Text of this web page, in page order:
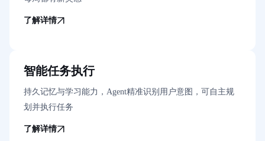
了解详情
智能任务执行
持久记忆与学习能力，Agent精准识别用户意图，可自主规
划并执行任务
了解详情